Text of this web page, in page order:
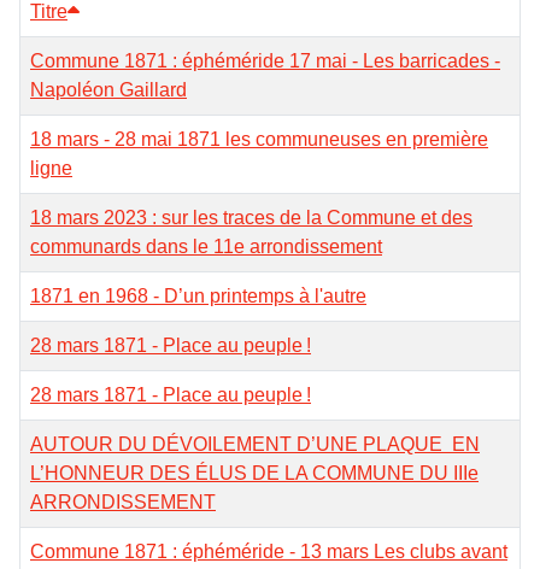
Titre
Commune 1871 : éphéméride 17 mai - Les barricades -
Napoléon Gaillard
18 mars - 28 mai 1871 les communeuses en première
ligne
18 mars 2023 : sur les traces de la Commune et des
communards dans le 11e arrondissement
1871 en 1968 - D’un printemps à l'autre
28 mars 1871 - Place au peuple !
28 mars 1871 - Place au peuple !
AUTOUR DU DÉVOILEMENT D’UNE PLAQUE EN
L’HONNEUR DES ÉLUS DE LA COMMUNE DU IIIe
ARRONDISSEMENT
Commune 1871 : éphéméride - 13 mars Les clubs avant